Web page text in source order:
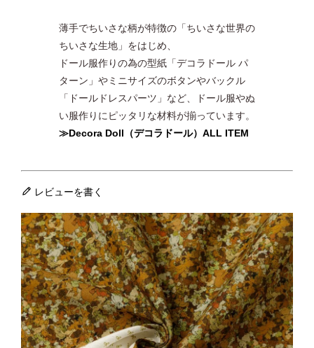
薄手でちいさな柄が特徴の「ちいさな世界の
ちいさな生地」をはじめ、
ドール服作りの為の型紙「デコラドール パ
ターン」やミニサイズのボタンやバックル
「ドールドレスパーツ」など、ドール服やぬ
い服作りにピッタリな材料が揃っています。
≫Decora Doll（デコラドール）ALL ITEM
レビューを書く